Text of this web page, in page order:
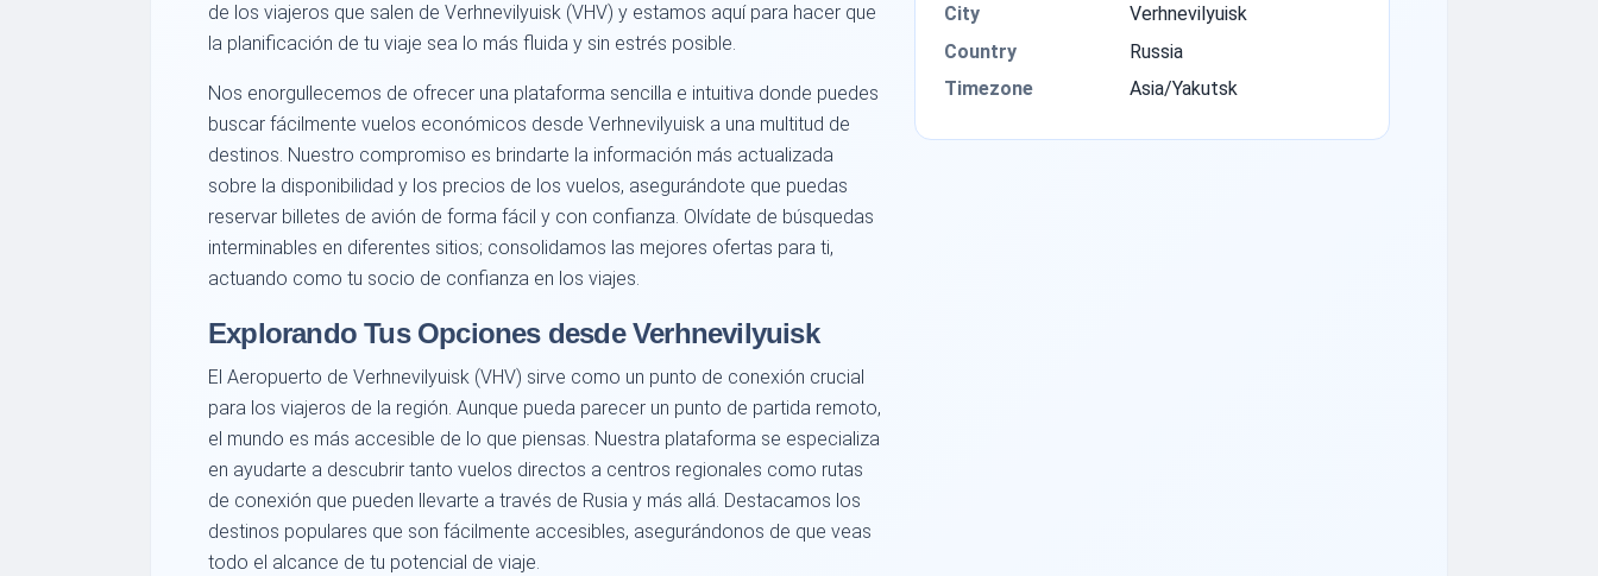
de los viajeros que salen de Verhnevilyuisk (VHV) y estamos aquí para hacer que
la planificación de tu viaje sea lo más fluida y sin estrés posible.
Nos enorgullecemos de ofrecer una plataforma sencilla e intuitiva donde puedes
buscar fácilmente vuelos económicos desde Verhnevilyuisk a una multitud de
destinos. Nuestro compromiso es brindarte la información más actualizada
sobre la disponibilidad y los precios de los vuelos, asegurándote que puedas
reservar billetes de avión de forma fácil y con confianza. Olvídate de búsquedas
interminables en diferentes sitios; consolidamos las mejores ofertas para ti,
actuando como tu socio de confianza en los viajes.
Explorando Tus Opciones desde Verhnevilyuisk
El Aeropuerto de Verhnevilyuisk (VHV) sirve como un punto de conexión crucial
para los viajeros de la región. Aunque pueda parecer un punto de partida remoto,
el mundo es más accesible de lo que piensas. Nuestra plataforma se especializa
en ayudarte a descubrir tanto vuelos directos a centros regionales como rutas
de conexión que pueden llevarte a través de Rusia y más allá. Destacamos los
destinos populares que son fácilmente accesibles, asegurándonos de que veas
todo el alcance de tu potencial de viaje.
City
Verhnevilyuisk
Country
Russia
Timezone
Asia/Yakutsk